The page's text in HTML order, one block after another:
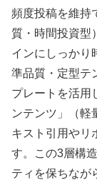
頻度投稿を維持
質・時間投資型
インにしっかり
準品質・定型テ
プレートを活用
ンテンツ」（軽
キスト引用やリ
す。この3層構
ティを保ちなが